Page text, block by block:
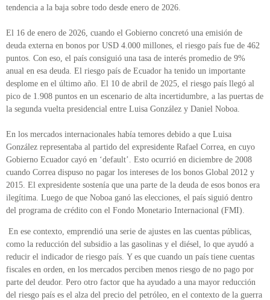
tendencia a la baja sobre todo desde enero de 2026.
El 16 de enero de 2026, cuando el Gobierno concretó una emisión de
deuda externa en bonos por USD 4.000 millones, el riesgo país fue de 462
puntos. Con eso, el país consiguió una tasa de interés promedio de 9%
anual en esa deuda. El riesgo país de Ecuador ha tenido un importante
desplome en el último año. El 10 de abril de 2025, el riesgo país llegó al
pico de 1.908 puntos en un escenario de alta incertidumbre, a las puertas de
la segunda vuelta presidencial entre Luisa González y Daniel Noboa.
En los mercados internacionales había temores debido a que Luisa
González representaba al partido del expresidente Rafael Correa, en cuyo
Gobierno Ecuador cayó en ‘default’. Esto ocurrió en diciembre de 2008
cuando Correa dispuso no pagar los intereses de los bonos Global 2012 y
2015. El expresidente sostenía que una parte de la deuda de esos bonos era
ilegítima. Luego de que Noboa ganó las elecciones, el país siguió dentro
del programa de crédito con el Fondo Monetario Internacional (FMI).
En ese contexto, emprendió una serie de ajustes en las cuentas públicas,
como la reducción del subsidio a las gasolinas y el diésel, lo que ayudó a
reducir el indicador de riesgo país. Y es que cuando un país tiene cuentas
fiscales en orden, en los mercados perciben menos riesgo de no pago por
parte del deudor. Pero otro factor que ha ayudado a una mayor reducción
del riesgo país es el alza del precio del petróleo, en el contexto de la guerra